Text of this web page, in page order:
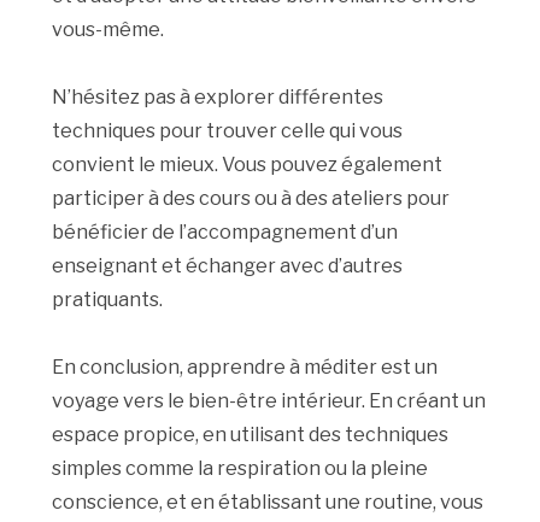
vous-même.
N’hésitez pas à explorer différentes
techniques pour trouver celle qui vous
convient le mieux. Vous pouvez également
participer à des cours ou à des ateliers pour
bénéficier de l’accompagnement d’un
enseignant et échanger avec d’autres
pratiquants.
En conclusion, apprendre à méditer est un
voyage vers le bien-être intérieur. En créant un
espace propice, en utilisant des techniques
simples comme la respiration ou la pleine
conscience, et en établissant une routine, vous